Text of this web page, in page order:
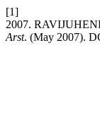
[1]
2007.
Arst. (May 2007).